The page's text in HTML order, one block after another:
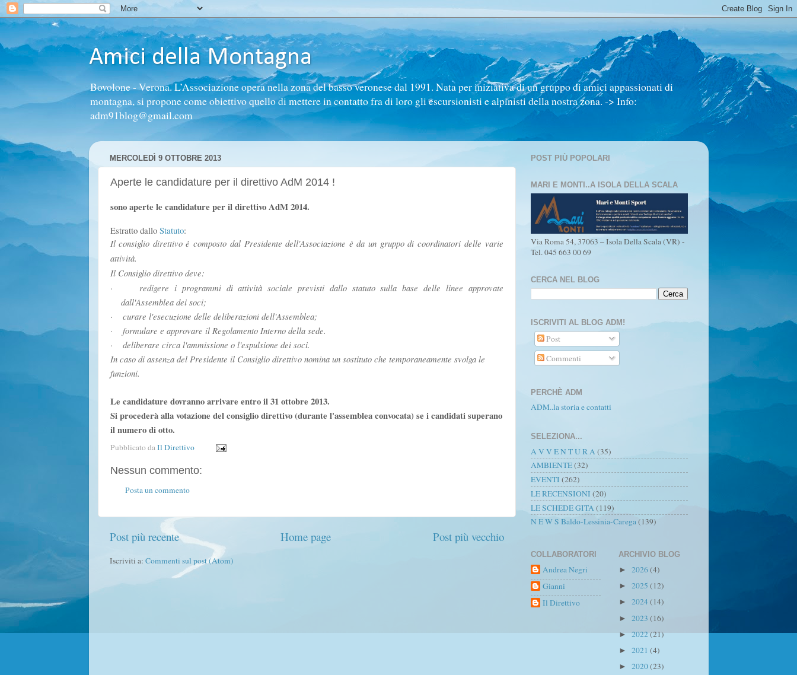
Amici della Montagna
Bovolone - Verona. L’Associazione opera nella zona del basso veronese dal 1991. Nata per iniziativa di un gruppo di amici appassionati di
montagna, si propone come obiettivo quello di mettere in contatto fra di loro gli escursionisti e alpinisti della nostra zona. -> Info:
adm91blog@gmail.com
MERCOLEDÌ 9 OTTOBRE 2013
Aperte le candidature per il direttivo AdM 2014 !
sono aperte le candidature per il direttivo AdM 2014.
Estratto dallo Statuto:
Il consiglio direttivo è composto dal Presidente dell'Associazione è da un gruppo di coordinatori delle varie
attività.
Il Consiglio direttivo deve:
·
redigere i programmi di attività sociale previsti dallo statuto sulla base delle linee approvate
dall'Assemblea dei soci;
·
curare l'esecuzione delle deliberazioni dell'Assemblea;
·
formulare e approvare il Regolamento Interno della sede.
·
deliberare circa l'ammissione o l'espulsione dei soci.
In caso di assenza del Presidente il Consiglio direttivo nomina un sostituto che temporaneamente svolga le
funzioni.
Le candidature dovranno arrivare entro il 31 ottobre 2013.
Si procederà alla votazione del consiglio direttivo (durante l'assemblea convocata) se i candidati superano
il numero di otto.
Pubblicato daIl Direttivo
Nessun commento:
Posta un commento
Post più recente Post più vecchio
Home page
Iscriviti a: Commenti sul post (Atom)
POST PIÙ POPOLARI
MARI E MONTI..A ISOLA DELLA SCALA
Via Roma 54, 37063 – Isola Della Scala (VR) -
Tel. 045 663 00 69
CERCA NEL BLOG
ISCRIVITI AL BLOG ADM!
Post
Commenti
PERCHÈ ADM
ADM..la storia e contatti
SELEZIONA...
A V V E N T U R A(35)
AMBIENTE(32)
EVENTI (262)
LE RECENSIONI (20)
LE SCHEDE GITA(119)
N E W S Baldo-Lessinia-Carega(139)
COLLABORATORI
Andrea Negri
Gianni
Il Direttivo
ARCHIVIO BLOG
► 2026(4)
► 2025 (12)
► 2024(14)
► 2023 (16)
► 2022 (21)
► 2021 (4)
► 2020(23)